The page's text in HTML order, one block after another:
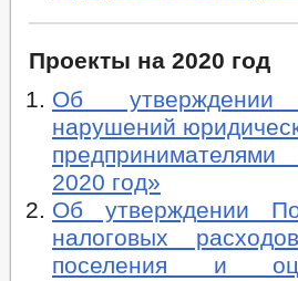
Проекты на 2020 год
Об утверждении
нарушений
2020 год»
Об утверждении
налоговых
поселения и